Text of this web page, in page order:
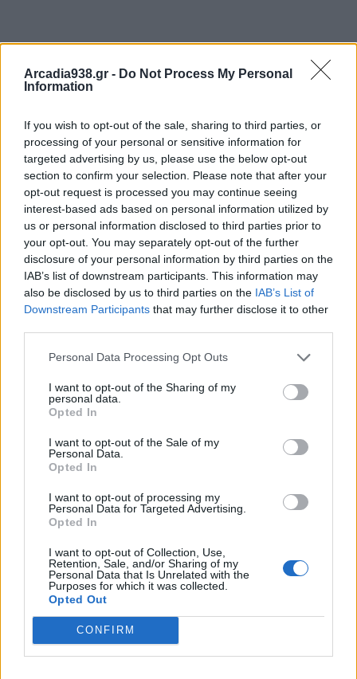
Arcadia938.gr - Do Not Process My Personal
Information
If you wish to opt-out of the sale, sharing to third parties, or
processing of your personal or sensitive information for
targeted advertising by us, please use the below opt-out
section to confirm your selection. Please note that after your
opt-out request is processed you may continue seeing
interest-based ads based on personal information utilized by
us or personal information disclosed to third parties prior to
your opt-out. You may separately opt-out of the further
disclosure of your personal information by third parties on the
IAB’s list of downstream participants. This information may
also be disclosed by us to third parties on the IAB’s List of
Downstream Participants that may further disclose it to other
Personal Data Processing Opt Outs
I want to opt-out of the Sharing of my
personal data.
Opted In
I want to opt-out of the Sale of my
Personal Data.
Opted In
I want to opt-out of processing my
Personal Data for Targeted Advertising.
Opted In
I want to opt-out of Collection, Use,
Retention, Sale, and/or Sharing of my
Personal Data that Is Unrelated with the
Purposes for which it was collected.
Opted Out
CONFIRM
Διάβασε σχετικά